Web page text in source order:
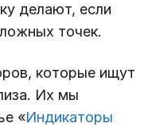
делают, если
точек.
которые ищут
Их мы
«Индикаторы